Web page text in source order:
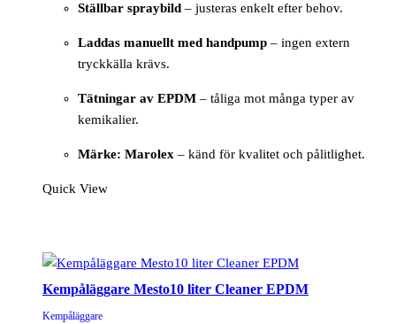
Ställbar spraybild – justeras enkelt efter behov.
Laddas manuellt med handpump – ingen extern
tryckkälla krävs.
Tätningar av EPDM – tåliga mot många typer av
kemikalier.
Märke: Marolex – känd för kvalitet och pålitlighet.
Quick View
Kempåläggare Mesto10 liter Cleaner EPDM
Kempåläggare